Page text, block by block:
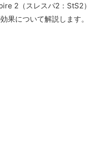
2（スレスパ2：StS2）
果について解説します。